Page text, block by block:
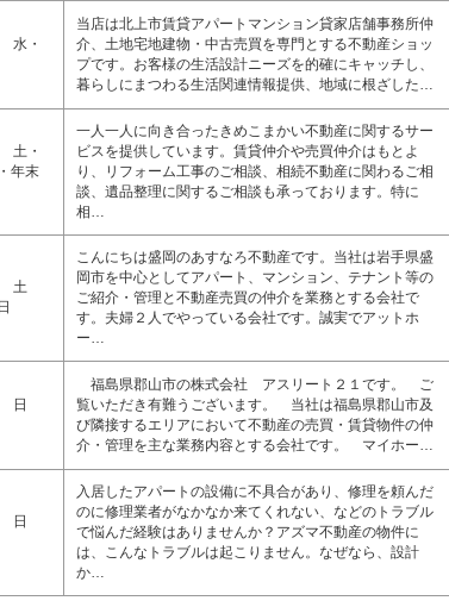
水・
当店は北上市賃貸アパートマンション貸家店舗事務所仲
介、土地宅地建物・中古売買を専門とする不動産ショッ
プです。お客様の生活設計ニーズを的確にキャッチし、
暮らしにまつわる生活関連情報提供、地域に根ざした…
土・
年末
一人一人に向き合ったきめこまかい不動産に関するサー
ビスを提供しています。賃貸仲介や売買仲介はもとよ
り、リフォーム工事のご相談、相続不動産に関わるご相
談、遺品整理に関するご相談も承っております。特に
相…
土
こんにちは盛岡のあすなろ不動産です。当社は岩手県盛
岡市を中心としてアパート、マンション、テナント等の
ご紹介・管理と不動産売買の仲介を業務とする会社で
す。夫婦２人でやっている会社です。誠実でアットホ
ー…
日
福島県郡山市の株式会社 アスリート２１です。 ご
覧いただき有難うございます。 当社は福島県郡山市及
び隣接するエリアにおいて不動産の売買・賃貸物件の仲
介・管理を主な業務内容とする会社です。 マイホー…
日
入居したアパートの設備に不具合があり、修理を頼んだ
のに修理業者がなかなか来てくれない、などのトラブル
で悩んだ経験はありませんか？アズマ不動産の物件に
は、こんなトラブルは起こりません。なぜなら、設計
か…